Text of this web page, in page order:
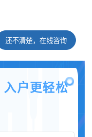
还不清楚，在线咨询
入户更轻松